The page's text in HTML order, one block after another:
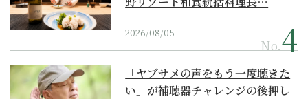
2026/08/05
No.
「ヤブサメの声をもう一度聴きた
い」が補聴器チャレンジの後押し